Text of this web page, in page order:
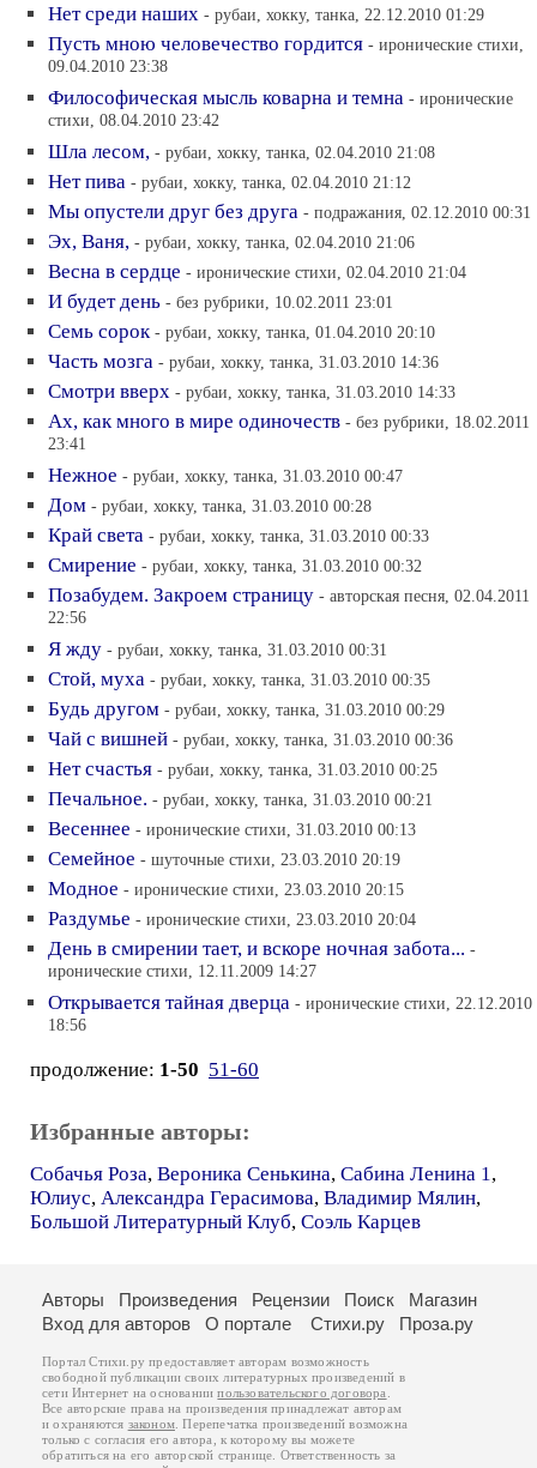
Нет среди наших - рубаи, хокку, танка, 22.12.2010 01:29
Пусть мною человечество гордится - иронические стихи,
09.04.2010 23:38
Философическая мысль коварна и темна - иронические
стихи, 08.04.2010 23:42
Шла лесом, - рубаи, хокку, танка, 02.04.2010 21:08
Нет пива - рубаи, хокку, танка, 02.04.2010 21:12
Мы опустели друг без друга - подражания, 02.12.2010 00:31
Эх, Ваня, - рубаи, хокку, танка, 02.04.2010 21:06
Весна в сердце - иронические стихи, 02.04.2010 21:04
И будет день - без рубрики, 10.02.2011 23:01
Семь сорок - рубаи, хокку, танка, 01.04.2010 20:10
Часть мозга - рубаи, хокку, танка, 31.03.2010 14:36
Смотри вверх - рубаи, хокку, танка, 31.03.2010 14:33
Ах, как много в мире одиночеств - без рубрики, 18.02.2011
23:41
Нежное - рубаи, хокку, танка, 31.03.2010 00:47
Дом - рубаи, хокку, танка, 31.03.2010 00:28
Край света - рубаи, хокку, танка, 31.03.2010 00:33
Смирение - рубаи, хокку, танка, 31.03.2010 00:32
Позабудем. Закроем страницу - авторская песня, 02.04.2011
22:56
Я жду - рубаи, хокку, танка, 31.03.2010 00:31
Стой, муха - рубаи, хокку, танка, 31.03.2010 00:35
Будь другом - рубаи, хокку, танка, 31.03.2010 00:29
Чай с вишней - рубаи, хокку, танка, 31.03.2010 00:36
Нет счастья - рубаи, хокку, танка, 31.03.2010 00:25
Печальное. - рубаи, хокку, танка, 31.03.2010 00:21
Весеннее - иронические стихи, 31.03.2010 00:13
Семейное - шуточные стихи, 23.03.2010 20:19
Модное - иронические стихи, 23.03.2010 20:15
Раздумье - иронические стихи, 23.03.2010 20:04
День в смирении тает, и вскоре ночная забота... -
иронические стихи, 12.11.2009 14:27
Открывается тайная дверца - иронические стихи, 22.12.2010
18:56
продолжение: 1-50 51-60
Избранные авторы:
Собачья Роза, Вероника Сенькина, Сабина Ленина 1,
Юлиус, Александра Герасимова, Владимир Мялин,
Большой Литературный Клуб, Соэль Карцев
Авторы Произведения Рецензии Поиск
Магазин
Вход для авторов
О портале Стихи.ру Проза.ру
Портал Стихи.ру предоставляет авторам возможность
свободной публикации своих литературных произведений в
сети Интернет на основаниипользовательского договора
Все авторские права на произведения принадлежат авторам
и охраняются законом . Перепечатка произведений возможна
только с согласия его автора, к которому вы можете
обратиться на его авторской странице. Ответственность за